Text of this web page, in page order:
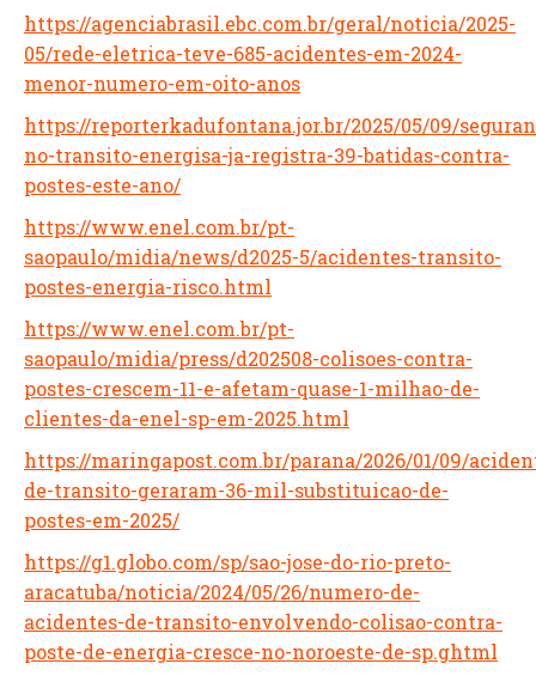
https://agenciabrasil.ebc.com.br/geral/noticia/2025-
05/rede-eletrica-teve-685-acidentes-em-2024-
menor-numero-em-oito-anos
https://reporterkadufontana.jor.br/2025/05/09/
no-transito-energisa-ja-registra-39-batidas-contra-
postes-este-ano/
https://www.enel.com.br/pt-
saopaulo/midia/news/d2025-5/acidentes-transito-
postes-energia-risco.html
https://www.enel.com.br/pt-
saopaulo/midia/press/d202508-colisoes-contra-
postes-crescem-11-e-afetam-quase-1-milhao-de-
clientes-da-enel-sp-em-2025.html
https://maringapost.com.br/parana/2026/01/09/
de-transito-geraram-36-mil-substituicao-de-
postes-em-2025/
https://g1.globo.com/sp/sao-jose-do-rio-preto-
aracatuba/noticia/2024/05/26/numero-de-
acidentes-de-transito-envolvendo-colisao-contra-
poste-de-energia-cresce-no-noroeste-de-sp.ghtml